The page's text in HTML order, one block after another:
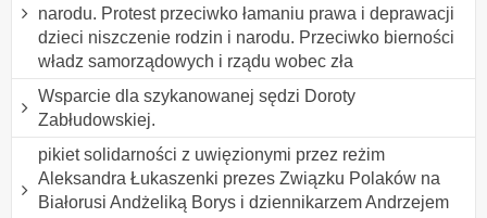
narodu. Protest przeciwko łamaniu prawa i deprawacji
dzieci niszczenie rodzin i narodu. Przeciwko bierności
władz samorządowych i rządu wobec zła
Wsparcie dla szykanowanej sędzi Doroty
Zabłudowskiej.
pikiet solidarności z uwięzionymi przez reżim
Aleksandra Łukaszenki prezes Związku Polaków na
Białorusi Andżeliką Borys i dziennikarzem Andrzejem